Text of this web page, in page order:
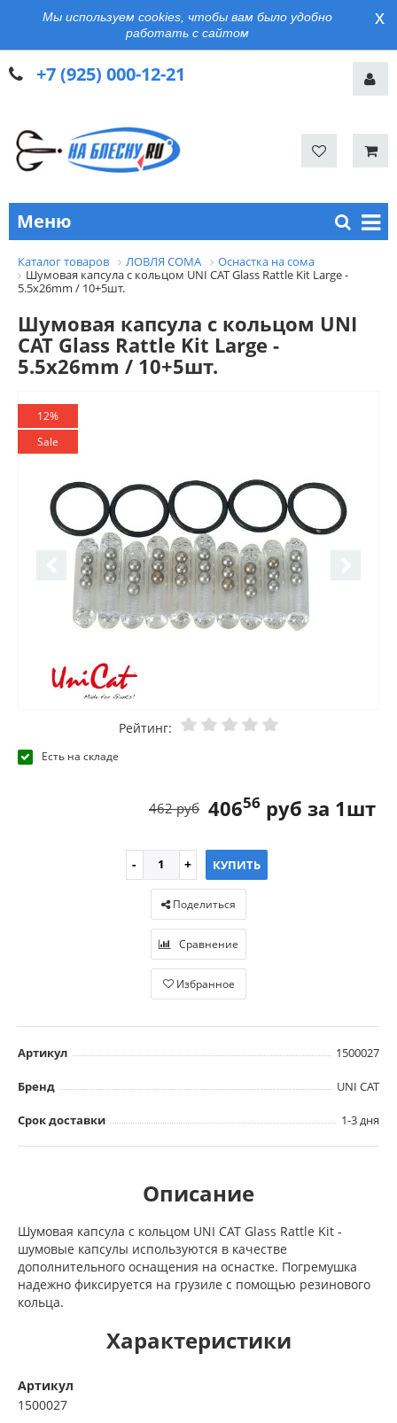
Мы используем cookies, чтобы вам было удобно
работать с сайтом
x
+7 (925) 000-12-21
Меню
Каталог товаров ЛОВЛЯ СОМА
Оснастка на сома
Шумовая капсула с кольцом UNI CAT Glass Rattle Kit Large -
5.5x26mm / 10+5шт.
Шумовая капсула с кольцом UNI
CAT Glass Rattle Kit Large -
5.5x26mm / 10+5шт.
12%
Sale
Рейтинг:
Есть на складе
40656 руб за 1шт
462 руб
КУПИТЬ
Поделиться
Сравнение
Избранное
Артикул 1500027
Бренд UNI CAT
Срок доставки 1-3 дня
Описание
Шумовая капсула с кольцом UNI CAT Glass Rattle Kit -
шумовые капсулы используются в качестве
дополнительного оснащения на оснастке. Погремушка
надежно фиксируется на грузиле с помощью резинового
кольца.
Характеристики
Артикул
1500027